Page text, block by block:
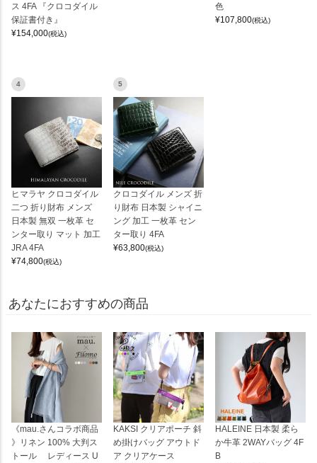
ス 4FA 『クロコダイル
保証書付き』
¥154,000(税込)
色
¥107,800(税込)
4
ヒマラヤ クロコダイル
二つ 折り財布 メンズ
日本製 無双 一枚革 セ
ンター取り マット 加工
JRA 4FA
¥74,800(税込)
5
クロコダイル メンズ 折
り財布 日本製 シャイニ
ング 加工 一枚革 セン
ター取り 4FA
¥63,800(税込)
あなたにおすすめの商品
《mau.さんコラボ商品
》リネン 100% 大判ス
トール レディース U
KAKSI クリアポーチ 斜
め掛けバッグ アウトド
ア クリアケース
HALEINE 日本製 柔ら
か牛革 2WAYバッグ 4F
B